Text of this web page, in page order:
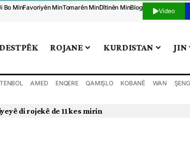
Bo MinFavoriyên MinTomarên MinDîtinên MinBlog Video
DESTPÊK ROJANE KURDISTAN JIN
AMED ENQERE QAMIŞLO KOBANÊ WAN
di rojekê de 11 kes mirin